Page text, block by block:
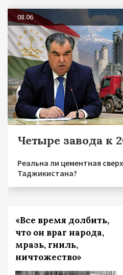
08.06
Четыре завода к
Реальна ли цементная
Таджикистана?
«Все время долбить,
что он враг народа,
мразь, гниль,
ничтожество»